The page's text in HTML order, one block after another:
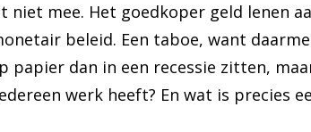
niet mee. Het goedkoper geld lenen
beleid. Een taboe, want
papier dan in een recessie zitten,
werk heeft? En wat is precies